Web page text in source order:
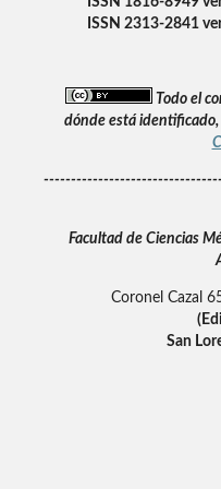
ISSN 2313-2841
Todo el
dónde está
Facultad de Ciencias
Coronel Cazal
San